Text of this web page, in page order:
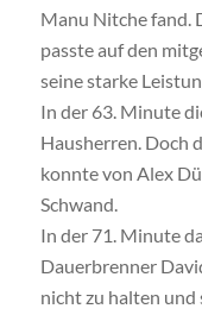
Manu Nitche fand.
passte auf den
seine starke
In der 63. Minute
Hausherren. Doch
konnte von Alex
Schwand.
In der 71. Minute
Dauerbrenner
nicht zu halten und